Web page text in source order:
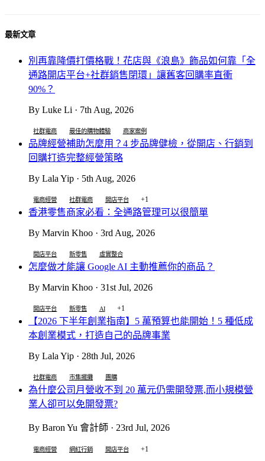
最新文章
別再靠降價打價格戰！花店與《浪島》飾品如何靠「全
通路開店平台+社群銷售閉環」讓舊客回購率直衝
90%？
By Luke Li · 7th Aug, 2026
社群電商 最佳的購物體驗 商家案例
品牌經營補助怎麼用？4 步品牌健檢，從開店、行銷到
回購打造完整經營策略
By Lala Yip · 5th Aug, 2026
電商經營 社群電商 開店平台 +1
香港零售商家必看：全通路管理可以很簡單
By Marvin Khoo · 3rd Aug, 2026
開店平台 新零售 虛實整合
怎麼做才能讓 Google AI 主動推薦你的商品？
By Marvin Khoo · 31st Jul, 2026
開店平台 新零售 AI +1
【2026 下半年創業指南】5 萬預算也能開始！5 種低成
本創業模式，打造自己的品牌事業
By Lala Yip · 28th Jul, 2026
社群電商 市集擺攤 團購
為什麼公司月營收不到 20 萬元仍需開發票,而小規模營
業人卻可以免開發票?
By Baron Yu 會計師 · 23rd Jul, 2026
電商經營 網紅行銷 開店平台 +1